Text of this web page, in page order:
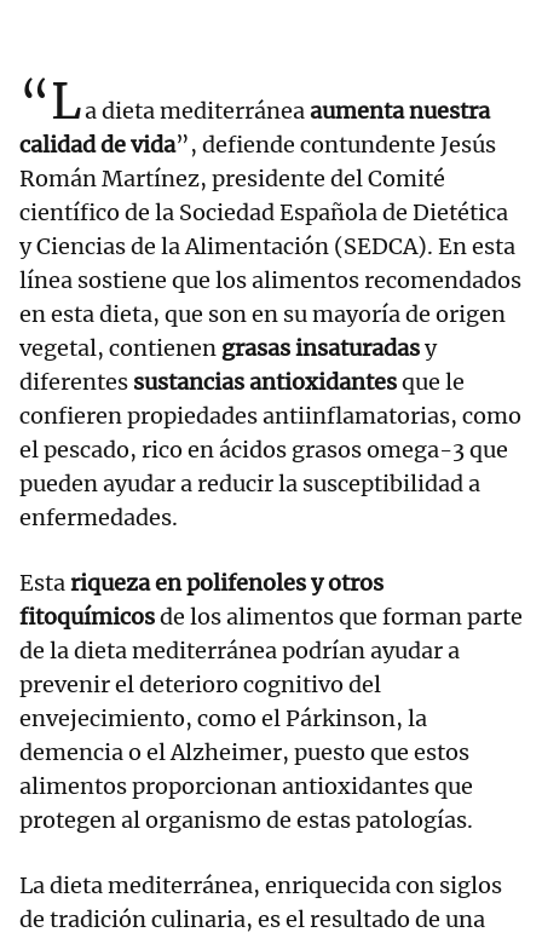
“La dieta mediterráneaaumenta nuestra
calidad de vida”, defiende contundente Jesús
Román Martínez, presidente del Comité
científico de la Sociedad Española de Dietética
y Ciencias de la Alimentación (SEDCA). En esta
línea sostiene que los alimentos recomendados
en esta dieta, que son en su mayoría de origen
vegetal, contienen grasas insaturadasy
diferentes sustancias antioxidantesque le
confieren propiedades antiinflamatorias, como
el pescado, rico en ácidos grasos omega-3 que
pueden ayudar a reducir la susceptibilidad a
enfermedades.
Estariqueza en polifenoles y otros
fitoquímicosde los alimentos que forman parte
de la dieta mediterránea podrían ayudar a
prevenir el deterioro cognitivo del
envejecimiento, como el Párkinson, la
demencia o el Alzheimer, puesto que estos
alimentos proporcionan antioxidantes que
protegen al organismo de estas patologías.
La dieta mediterránea, enriquecida con siglos
de tradición culinaria, es el resultado de una